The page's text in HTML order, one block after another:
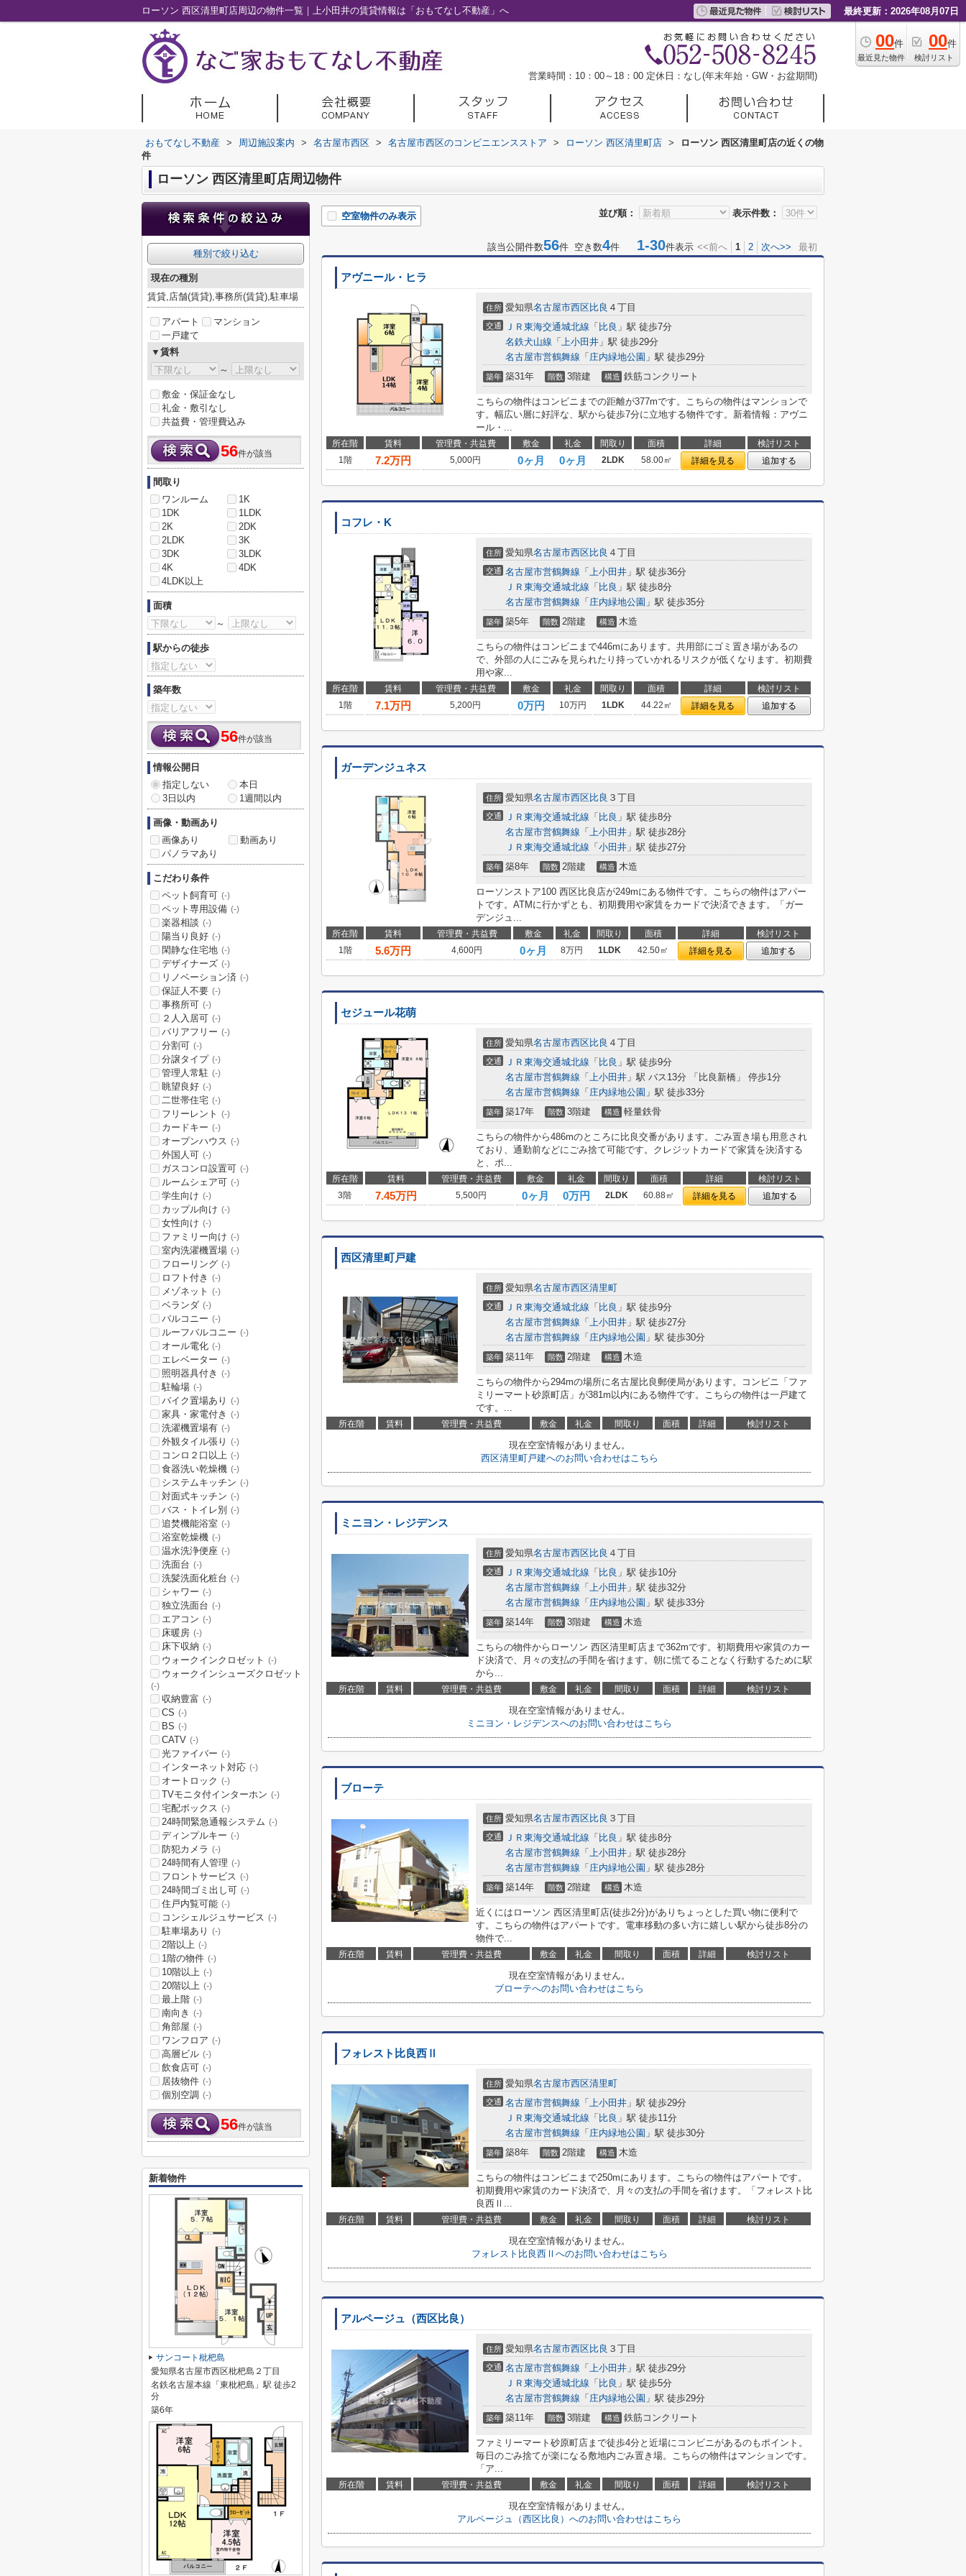
ローソン 西区清里町店周辺の物件一覧｜上小田井の賃貸情報は「おもてなし不動産」へ 最終更新：2026年08月07日
00件
最近見た物件
00件
検討リスト
営業時間：10：00～18：00 定休日：なし(年末年始・GW・お盆期間)
おもてなし不動産 > 周辺施設案内 > 名古屋市西区 > 名古屋市西区のコンビニエンスストア > ローソン 西区清里町店 >
ローソン 西区清里町店の近くの物
件
ローソン 西区清里町店周辺物件
並び順： 表示件数：
空室物件のみ表示
該当公開件数56件 空き数4件 1-30件表示 <<前へ 1 2 次へ>> 最初
アヴニール・ヒラ
住所 愛知県名古屋市西区比良 ４丁目
交通 ＪＲ東海交通城北線 「 比良 」駅 徒歩7分
名鉄犬山線 「 上小田井 」駅 徒歩29分
名古屋市営鶴舞線 「 庄内緑地公園 」駅 徒歩29分
築年 築31年 階数 3階建 構造 鉄筋コンクリート
こちらの物件はコンビニまでの距離が377mです。こちらの物件はマンションで
す。幅広い層に好評な、駅から徒歩7分に立地する物件です。新着情報：アヴニ
ール・...
所在階 賃料 管理費・共益費 敷金 礼金 間取り 面積 詳細
検討リスト
1階
7.2万円 5,000円 0ヶ月 0ヶ月 2LDK 58.00㎡ 詳細を見る 追加する
コフレ・K
住所 愛知県名古屋市西区比良 ４丁目
交通 名古屋市営鶴舞線 「 上小田井 」駅 徒歩36分
ＪＲ東海交通城北線 「 比良 」駅 徒歩8分
名古屋市営鶴舞線 「 庄内緑地公園 」駅 徒歩35分
築年 築5年 階数 2階建 構造 木造
こちらの物件はコンビニまで446mにあります。共用部にゴミ置き場があるの
で、外部の人にごみを見られたり持っていかれるリスクが低くなります。初期費
用や家...
所在階 賃料 管理費・共益費 敷金 礼金 間取り 面積 詳細
検討リスト
1階
7.1万円 5,200円 0万円 10万円 1LDK 44.22㎡ 詳細を見る 追加する
ガーデンジュネス
住所 愛知県名古屋市西区比良 ３丁目
交通 ＪＲ東海交通城北線 「 比良 」駅 徒歩8分
名古屋市営鶴舞線 「 上小田井 」駅 徒歩28分
ＪＲ東海交通城北線 「 小田井 」駅 徒歩27分
築年 築8年 階数 2階建 構造 木造
ローソンストア100 西区比良店が249mにある物件です。こちらの物件はアパー
トです。ATMに行かずとも、初期費用や家賃をカードで決済できます。「ガー
デンジュ...
所在階 賃料 管理費・共益費 敷金 礼金 間取り 面積 詳細
検討リスト
1階
5.6万円 4,600円 0ヶ月 8万円 1LDK 42.50㎡ 詳細を見る 追加する
セジュール花萌
住所 愛知県名古屋市西区比良 ４丁目
交通 ＪＲ東海交通城北線 「 比良 」駅 徒歩9分
名古屋市営鶴舞線 「 上小田井 」駅 バス13分 「比良新橋」 停歩1分
名古屋市営鶴舞線 「 庄内緑地公園 」駅 徒歩33分
築年 築17年 階数 3階建 構造 軽量鉄骨
こちらの物件から486mのところに比良交番があります。ごみ置き場も用意され
ており、通勤前などにごみ捨て可能です。クレジットカードで家賃を決済する
と、ポ...
所在階 賃料 管理費・共益費 敷金 礼金 間取り 面積 詳細
検討リスト
3階
7.45万円 5,500円 0ヶ月 0万円 2LDK 60.88㎡ 詳細を見る 追加する
西区清里町戸建
住所 愛知県名古屋市西区清里町
交通 ＪＲ東海交通城北線 「 比良 」駅 徒歩9分
名古屋市営鶴舞線 「 上小田井 」駅 徒歩27分
名古屋市営鶴舞線 「 庄内緑地公園 」駅 徒歩30分
築年 築11年 階数 2階建 構造 木造
こちらの物件から294mの場所に名古屋比良郵便局があります。コンビニ「ファ
ミリーマート砂原町店」が381m以内にある物件です。こちらの物件は一戸建て
です。...
所在階 賃料 管理費・共益費 敷金 礼金 間取り 面積 詳細 検討リスト
現在空室情報がありません。
西区清里町戸建へのお問い合わせはこちら
ミニヨン・レジデンス
住所 愛知県名古屋市西区比良 ４丁目
交通 ＪＲ東海交通城北線 「 比良 」駅 徒歩10分
名古屋市営鶴舞線 「 上小田井 」駅 徒歩32分
名古屋市営鶴舞線 「 庄内緑地公園 」駅 徒歩33分
築年 築14年 階数 3階建 構造 木造
こちらの物件からローソン 西区清里町店まで362mです。初期費用や家賃のカー
ド決済で、月々の支払の手間を省けます。朝に慌てることなく行動するために駅
から...
所在階 賃料 管理費・共益費 敷金 礼金 間取り 面積 詳細 検討リスト
現在空室情報がありません。
ミニヨン・レジデンスへのお問い合わせはこちら
ブローテ
住所 愛知県名古屋市西区比良 ３丁目
交通 ＪＲ東海交通城北線 「 比良 」駅 徒歩8分
名古屋市営鶴舞線 「 上小田井 」駅 徒歩28分
名古屋市営鶴舞線 「 庄内緑地公園 」駅 徒歩28分
築年 築14年 階数 2階建 構造 木造
近くにはローソン 西区清里町店(徒歩2分)がありちょっとした買い物に便利で
す。こちらの物件はアパートです。電車移動の多い方に嬉しい駅から徒歩8分の
物件で...
所在階 賃料 管理費・共益費 敷金 礼金 間取り 面積 詳細 検討リスト
現在空室情報がありません。
ブローテへのお問い合わせはこちら
フォレスト比良西Ⅱ
住所 愛知県名古屋市西区清里町
交通 名古屋市営鶴舞線 「 上小田井 」駅 徒歩29分
ＪＲ東海交通城北線 「 比良 」駅 徒歩11分
名古屋市営鶴舞線 「 庄内緑地公園 」駅 徒歩30分
築年 築8年 階数 2階建 構造 木造
こちらの物件はコンビニまで250mにあります。こちらの物件はアパートです。
初期費用や家賃のカード決済で、月々の支払の手間を省けます。「フォレスト比
良西Ⅱ...
所在階 賃料 管理費・共益費 敷金 礼金 間取り 面積 詳細 検討リスト
現在空室情報がありません。
フォレスト比良西Ⅱへのお問い合わせはこちら
アルページュ（西区比良）
住所 愛知県名古屋市西区比良 ３丁目
交通 名古屋市営鶴舞線 「 上小田井 」駅 徒歩29分
ＪＲ東海交通城北線 「 比良 」駅 徒歩5分
名古屋市営鶴舞線 「 庄内緑地公園 」駅 徒歩29分
築年 築11年 階数 3階建 構造 鉄筋コンクリート
ファミリーマート砂原町店まで徒歩4分と近場にコンビニがあるのもポイント。
毎日のごみ捨てが楽になる敷地内ごみ置き場。こちらの物件はマンションです。
「ア...
所在階 賃料 管理費・共益費 敷金 礼金 間取り 面積 詳細 検討リスト
現在空室情報がありません。
アルページュ（西区比良）へのお問い合わせはこちら
種別で絞り込む
現在の種別
賃貸,店舗(賃貸),事務所(賃貸),駐車場
アパート
マンション
一戸建て
▼賃料
～
敷金・保証金なし
礼金・敷引なし
共益費・管理費込み
56件が該当
間取り
ワンルーム
1K
1DK
1LDK
2K
2DK
2LDK
3K
3DK
3LDK
4K
4DK
4LDK以上
面積
～
駅からの徒歩
築年数
56件が該当
情報公開日
指定しない
本日
3日以内
1週間以内
画像・動画あり
画像あり
動画あり
パノラマあり
こだわり条件
ペット飼育可 (-)
ペット専用設備 (-)
楽器相談 (-)
陽当り良好 (-)
閑静な住宅地 (-)
デザイナーズ (-)
リノベーション済 (-)
保証人不要 (-)
事務所可 (-)
２人入居可 (-)
バリアフリー (-)
分割可 (-)
分譲タイプ (-)
管理人常駐 (-)
眺望良好 (-)
二世帯住宅 (-)
フリーレント (-)
カードキー (-)
オープンハウス (-)
外国人可 (-)
ガスコンロ設置可 (-)
ルームシェア可 (-)
学生向け (-)
カップル向け (-)
女性向け (-)
ファミリー向け (-)
室内洗濯機置場 (-)
フローリング (-)
ロフト付き (-)
メゾネット (-)
ベランダ (-)
バルコニー (-)
ルーフバルコニー (-)
オール電化 (-)
エレベーター (-)
照明器具付き (-)
駐輪場 (-)
バイク置場あり (-)
家具・家電付き (-)
洗濯機置場有 (-)
外観タイル張り (-)
コンロ２口以上 (-)
食器洗い乾燥機 (-)
システムキッチン (-)
対面式キッチン (-)
バス・トイレ別 (-)
追焚機能浴室 (-)
浴室乾燥機 (-)
温水洗浄便座 (-)
洗面台 (-)
洗髪洗面化粧台 (-)
シャワー (-)
独立洗面台 (-)
エアコン (-)
床暖房 (-)
床下収納 (-)
ウォークインクロゼット (-)
ウォークインシューズクロゼット
(-)
収納豊富 (-)
CS (-)
BS (-)
CATV (-)
光ファイバー (-)
インターネット対応 (-)
オートロック (-)
TVモニタ付インターホン (-)
宅配ボックス (-)
24時間緊急通報システム (-)
ディンプルキー (-)
防犯カメラ (-)
24時間有人管理 (-)
フロントサービス (-)
24時間ゴミ出し可 (-)
住戸内覧可能 (-)
コンシェルジュサービス (-)
駐車場あり (-)
2階以上 (-)
1階の物件 (-)
10階以上 (-)
20階以上 (-)
最上階 (-)
南向き (-)
角部屋 (-)
ワンフロア (-)
高層ビル (-)
飲食店可 (-)
居抜物件 (-)
個別空調 (-)
56件が該当
新着物件
サンコート枇杷島
愛知県名古屋市西区枇杷島２丁目
名鉄名古屋本線「東枇杷島」駅 徒歩2
分
築6年